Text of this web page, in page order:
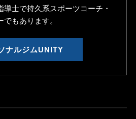
導士で持久系スポーツコーチ・
もあります。
ナルジムUNITY